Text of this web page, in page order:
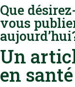
Que
vous
Un
en santé